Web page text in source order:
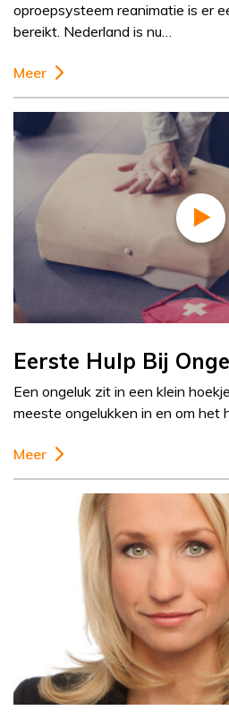
oproepsysteem reanimatie is er
bereikt. Nederland is nu…
Meer
Eerste Hulp Bij
Een ongeluk zit in een klein
meeste ongelukken in en om het
Meer